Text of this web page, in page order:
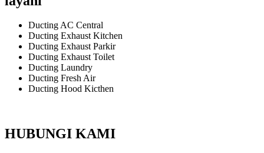
Ducting AC Central
Ducting Exhaust Kitchen
Ducting Exhaust Parkir
Ducting Exhaust Toilet
Ducting Laundry
Ducting Fresh Air
Ducting Hood Kicthen
HUBUNGI KAMI